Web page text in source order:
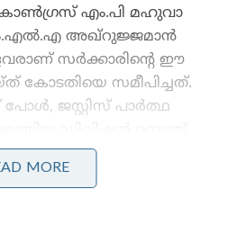
എം.പി മഹുവാ
അഖ്‌റുജ്ജമാൻ
സർക്കാരിന്റെ ഈ
കോടതിയെ സമീപിച്ചത്.
ജസ്റ്റിസ് പാർത്ഥ
2018-ൽ കൽക്കട്ട
വിധി
MORE